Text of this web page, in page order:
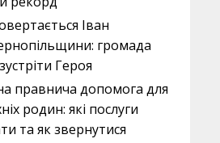
Іван
громада
Героя
правнича допомога для
родин: які послуги
та як звернутися